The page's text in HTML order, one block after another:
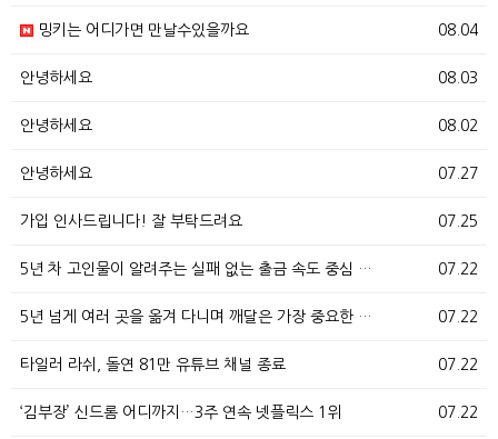
08.04
밍키는 어디가면 만날수있을까요
08.03
안녕하세요
08.02
안녕하세요
07.27
안녕하세요
07.25
가입 인사드립니다! 잘 부탁드려요
07.22
5년 차 고인물이 알려주는 실패 없는 출금 속도 중심 …
07.22
5년 넘게 여러 곳을 옮겨 다니며 깨달은 가장 중요한 …
07.22
타일러 라쉬, 돌연 81만 유튜브 채널 종료
07.22
‘김부장’ 신드롬 어디까지…3주 연속 넷플릭스 1위